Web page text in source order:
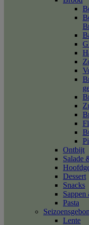
Ontbijt
Salade
Dessert
Snacks
Sappen
Pasta
Lente